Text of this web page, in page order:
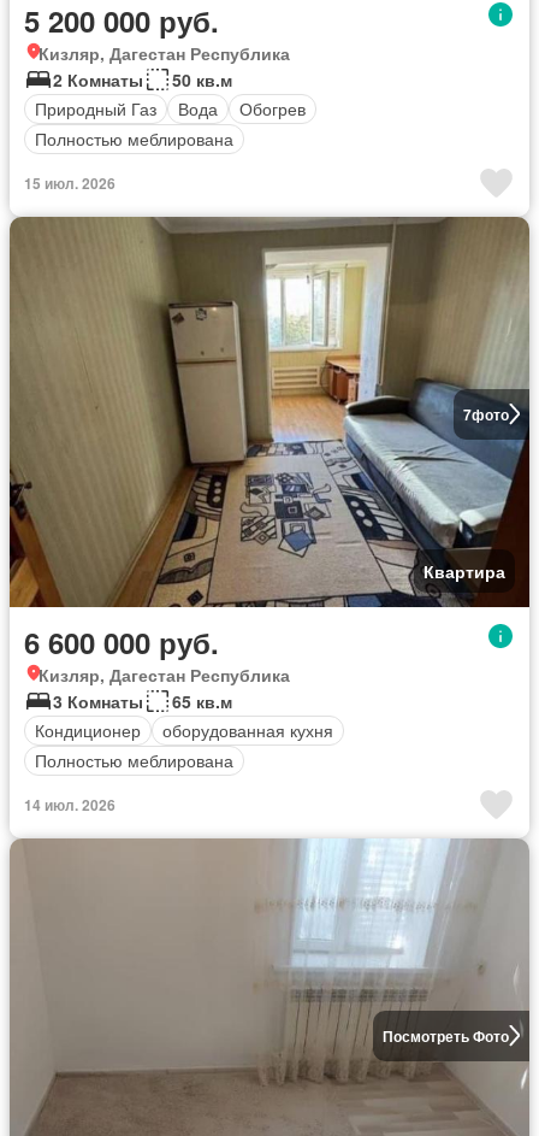
5 200 000 руб.
Кизляр, Дагестан Республика
2 Комнаты
50 кв.м
Природный Газ
Вода
Обогрев
Полностью меблирована
15 июл. 2026
7фото
Квартира
6 600 000 руб.
Кизляр, Дагестан Республика
3 Комнаты
65 кв.м
Кондиционер
оборудованная кухня
Полностью меблирована
14 июл. 2026
Посмотреть Фото